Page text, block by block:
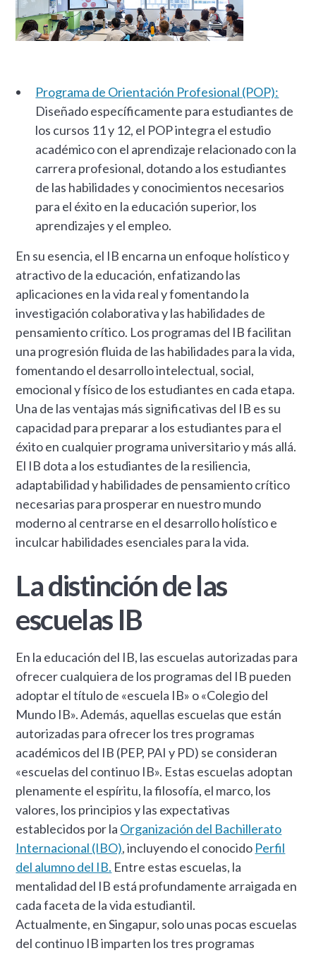
Programa de Orientación Profesional (POP):
Diseñado específicamente para estudiantes de
los cursos 11 y 12, el POP integra el estudio
académico con el aprendizaje relacionado con la
carrera profesional, dotando a los estudiantes
de las habilidades y conocimientos necesarios
para el éxito en la educación superior, los
aprendizajes y el empleo.
En su esencia, el IB encarna un enfoque holístico y
atractivo de la educación, enfatizando las
aplicaciones en la vida real y fomentando la
investigación colaborativa y las habilidades de
pensamiento crítico. Los programas del IB facilitan
una progresión fluida de las habilidades para la vida,
fomentando el desarrollo intelectual, social,
emocional y físico de los estudiantes en cada etapa.
Una de las ventajas más significativas del IB es su
capacidad para preparar a los estudiantes para el
éxito en cualquier programa universitario y más allá.
El IB dota a los estudiantes de la resiliencia,
adaptabilidad y habilidades de pensamiento crítico
necesarias para prosperar en nuestro mundo
moderno al centrarse en el desarrollo holístico e
inculcar habilidades esenciales para la vida.
La distinción de las
escuelas IB
En la educación del IB, las escuelas autorizadas para
ofrecer cualquiera de los programas del IB pueden
adoptar el título de «escuela IB» o «Colegio del
Mundo IB». Además, aquellas escuelas que están
autorizadas para ofrecer los tres programas
académicos del IB (PEP, PAI y PD) se consideran
«escuelas del continuo IB». Estas escuelas adoptan
plenamente el espíritu, la filosofía, el marco, los
valores, los principios y las expectativas
establecidos por la Organización del Bachillerato
Internacional (IBO), incluyendo el conocido Perfil
del alumno del IB. Entre estas escuelas, la
mentalidad del IB está profundamente arraigada en
cada faceta de la vida estudiantil.
Actualmente, en Singapur, solo unas pocas escuelas
del continuo IB imparten los tres programas